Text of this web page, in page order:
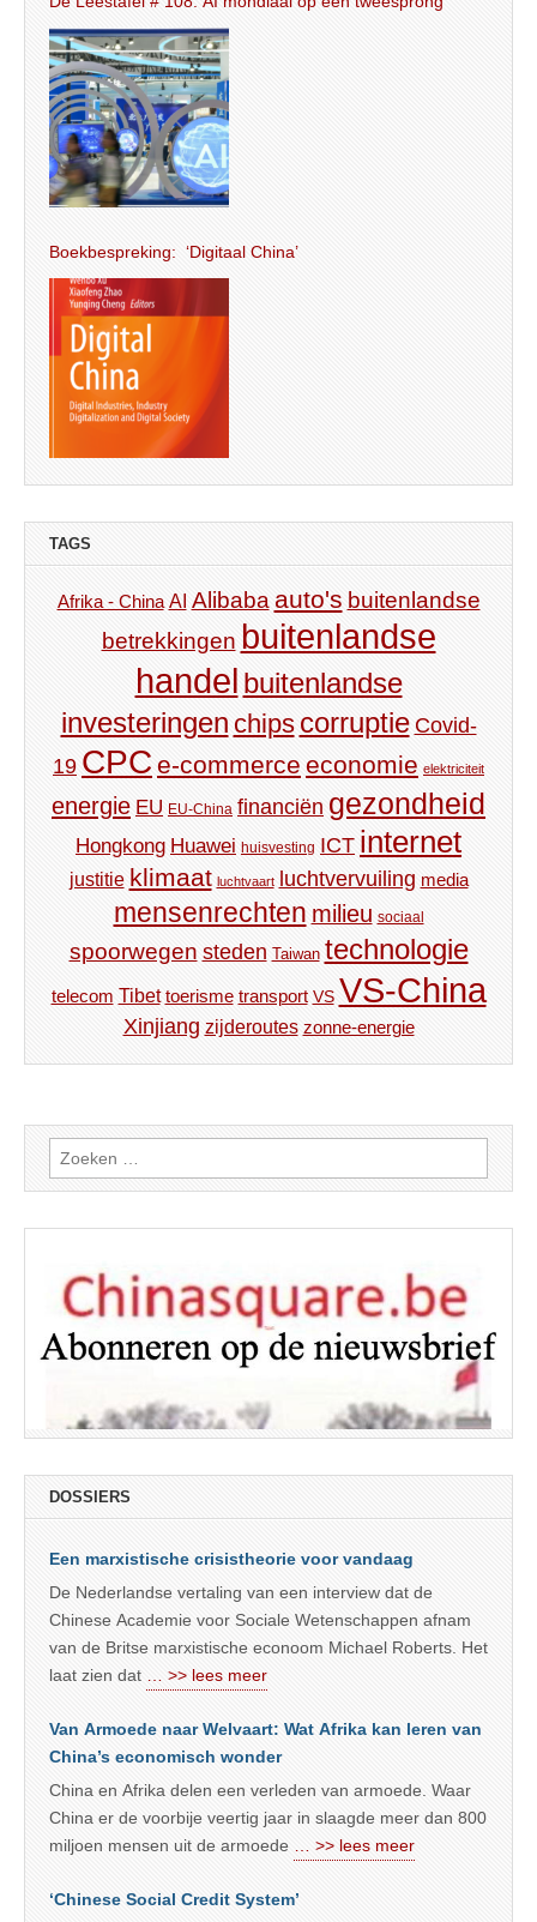
Boekbespreking: ‘Digitaal China’
TAGS
Afrika - China AI Alibaba auto's buitenlandse
betrekkingen buitenlandse
handel buitenlandse
investeringen chips corruptie Covid-
19 CPC e-commerce economie elektriciteit
energie EU EU-China financiën gezondheid
Hongkong Huawei huisvesting ICT internet
justitie klimaat luchtvaart luchtvervuiling media
mensenrechten milieu sociaal
spoorwegen steden Taiwan technologie
telecom Tibet toerisme transport VS VS-China
Xinjiang zijderoutes zonne-energie
Zoeken
naar:
DOSSIERS
Een marxistische crisistheorie voor vandaag
De Nederlandse vertaling van een interview dat de
Chinese Academie voor Sociale Wetenschappen afnam
van de Britse marxistische econoom Michael Roberts. Het
laat zien dat … >> lees meer
Van Armoede naar Welvaart: Wat Afrika kan leren van
China’s economisch wonder
China en Afrika delen een verleden van armoede. Waar
China er de voorbije veertig jaar in slaagde meer dan 800
miljoen mensen uit de armoede … >> lees meer
‘Chinese Social Credit System’